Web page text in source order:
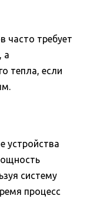
часто требует
а
тепла, если
устройства
систему
процесс